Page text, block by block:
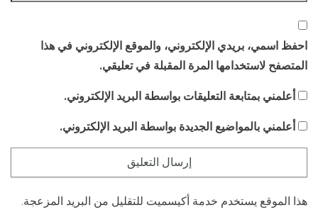
احفظ اسمي، بريدي الإلكتروني، والموقع الإلكتروني في هذا
المتصفح لاستخدامها المرة المقبلة في تعليقي.
أعلمني بمتابعة التعليقات بواسطة البريد الإلكتروني.
أعلمني بالمواضيع الجديدة بواسطة البريد الإلكتروني.
هذا الموقع يستخدم خدمة أكيسميت للتقليل من البريد المزعجة.